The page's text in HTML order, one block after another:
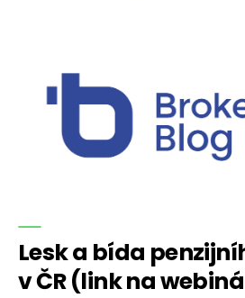
Lesk a bída
v ČR (link na